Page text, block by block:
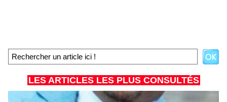
LES ARTICLES LES PLUS CONSULTÉS